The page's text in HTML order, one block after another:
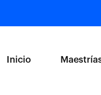
Inicio